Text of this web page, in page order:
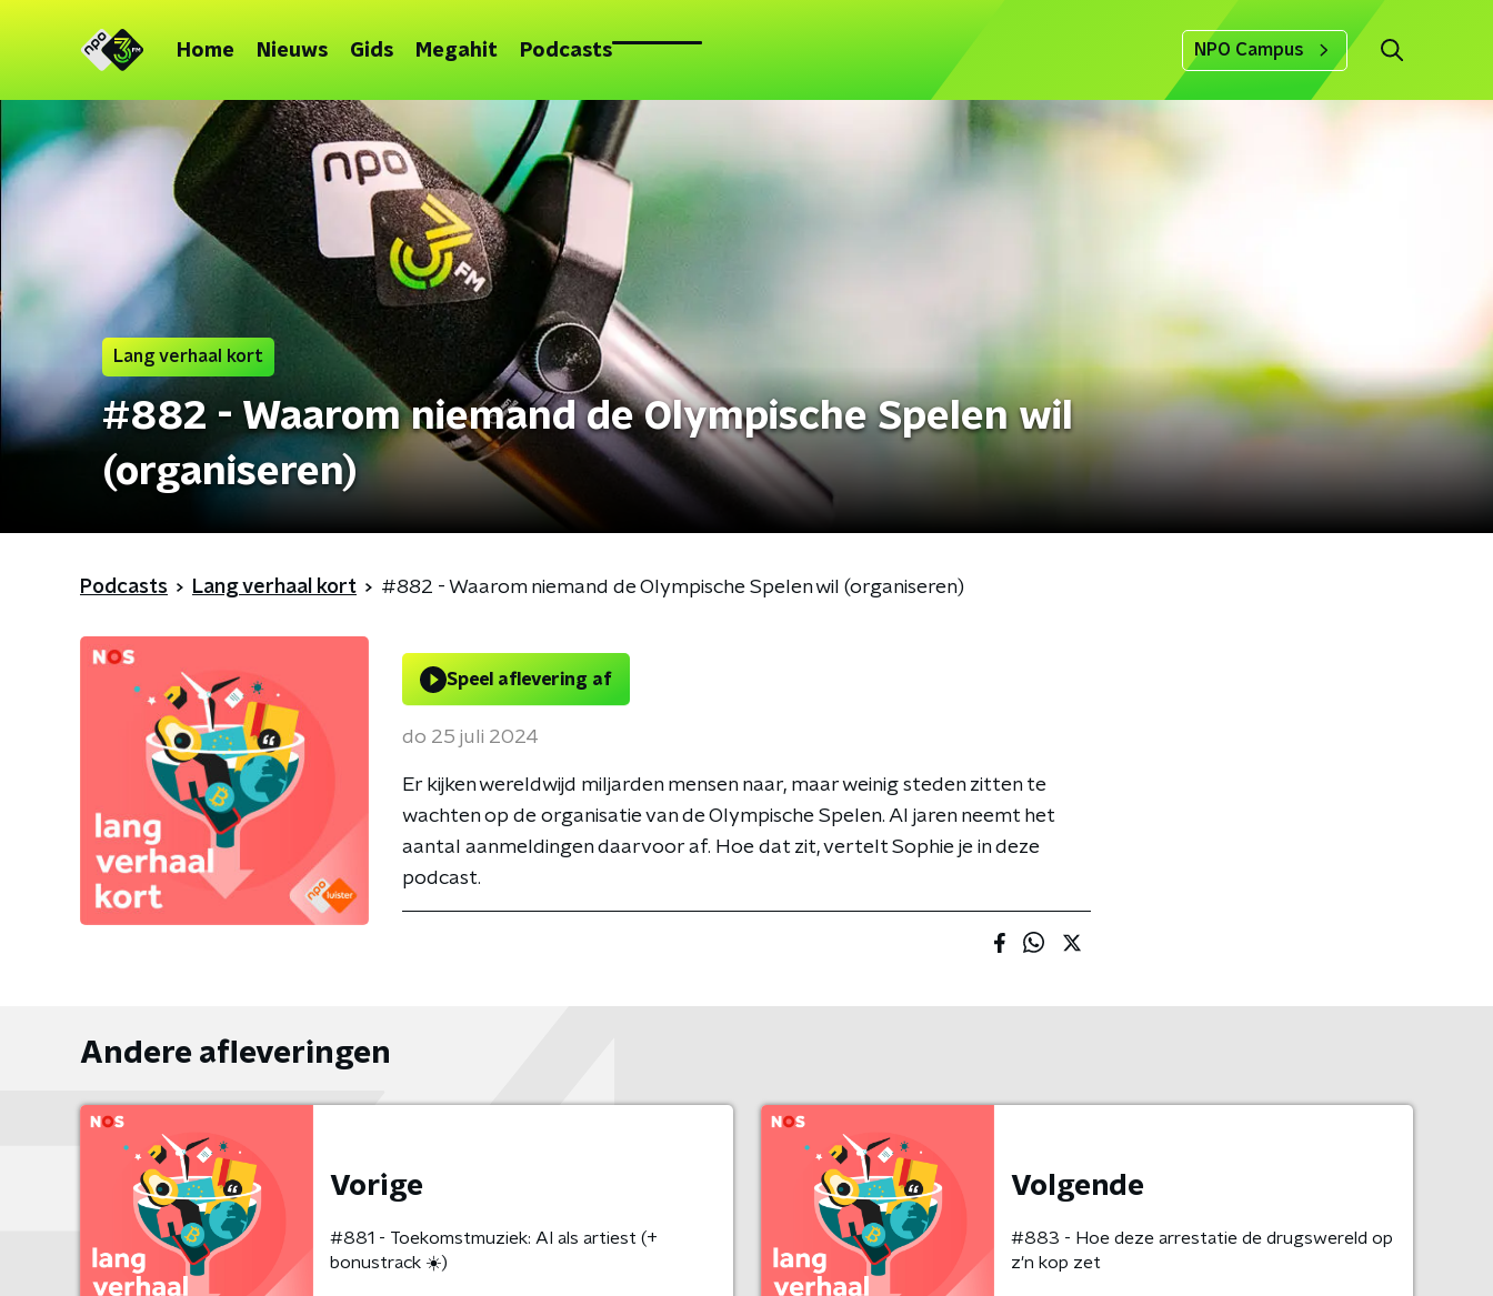
Home Nieuws Gids Megahit Podcasts NPO Campus
Lang verhaal kort
#882 - Waarom niemand de Olympische Spelen wil
(organiseren)
Podcasts Lang verhaal kort #882 - Waarom niemand de Olympische Spelen wil (organiseren)
Speel aflevering af
do 25 juli 2024
Er kijken wereldwijd miljarden mensen naar, maar weinig steden zitten te
wachten op de organisatie van de Olympische Spelen. Al jaren neemt het
aantal aanmeldingen daarvoor af. Hoe dat zit, vertelt Sophie je in deze
podcast.
Andere afleveringen
Vorige
#881 - Toekomstmuziek: AI als artiest (+
bonustrack ☀️)
Volgende
#883 - Hoe deze arrestatie de drugswereld op
z'n kop zet